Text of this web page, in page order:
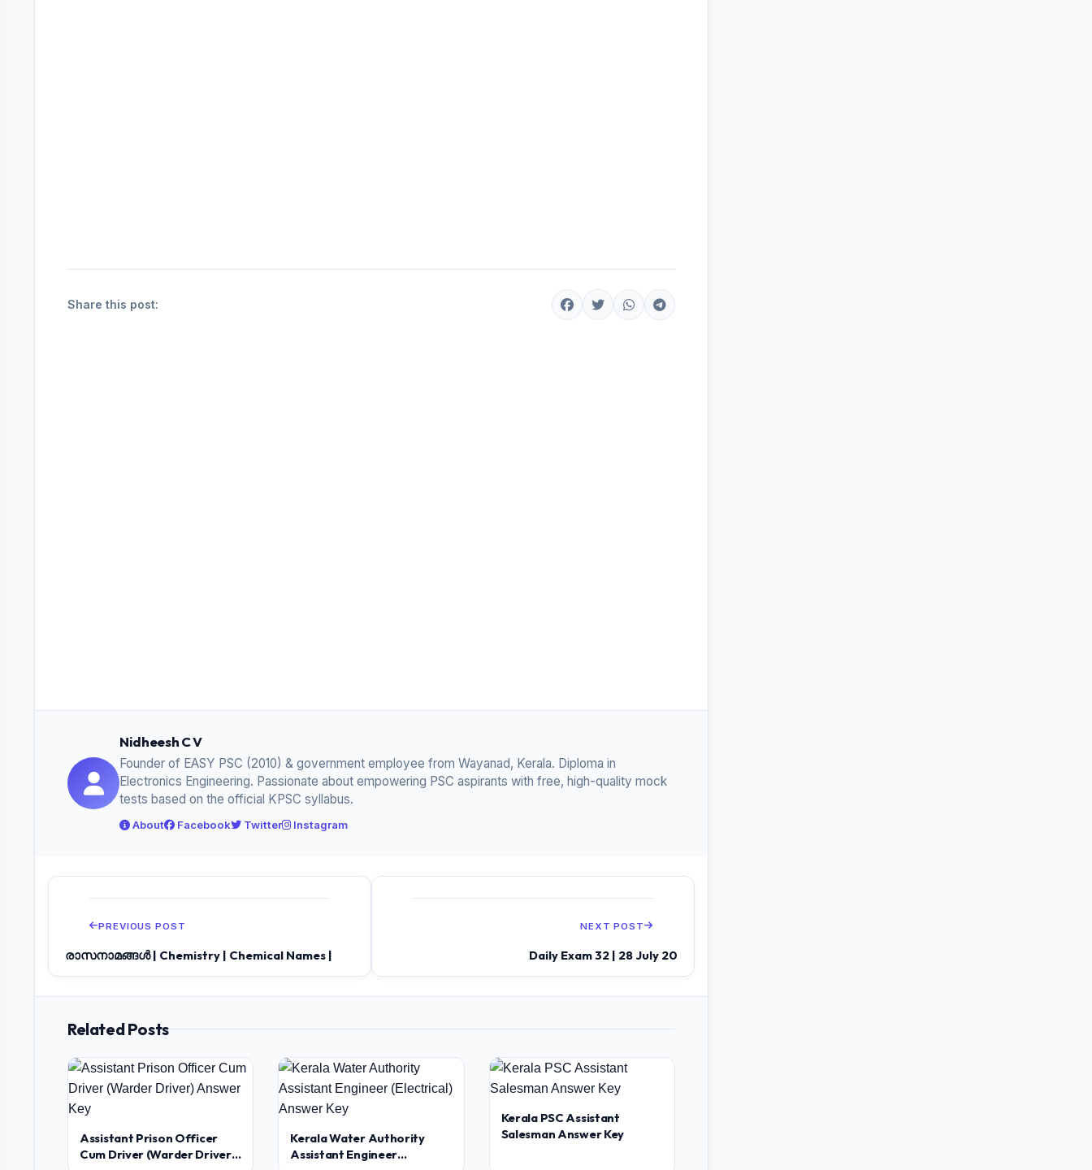
Share this post:
Nidheesh C V
Founder of EASY PSC (2010) & government employee from Wayanad, Kerala. Diploma in
Electronics Engineering. Passionate about empowering PSC aspirants with free, high-quality mock
tests based on the official KPSC syllabus.
About Facebook Twitter Instagram
PREVIOUS POST
രാസനാമങ്ങൾ | Chemistry | Chemical Names |
NEXT POST
Daily Exam 32 | 28 July 20
Related Posts
Assistant Prison Officer
Cum Driver (Warder Driver)
Kerala Water Authority
Assistant Engineer
Kerala PSC Assistant
Salesman Answer Key